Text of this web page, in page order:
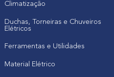
Climatização
Duchas, Torneiras e Chuveiros
Elétricos
Ferramentas e Utilidades
Material Elétrico